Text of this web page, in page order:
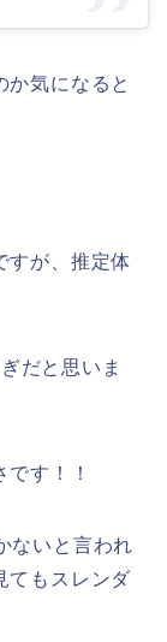
か気になると
すが、推定体
だと思いま
す！！
ないと言われ
てもスレンダ